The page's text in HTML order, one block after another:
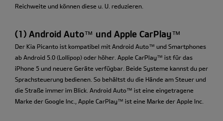
Reichweite und können diese u. U. reduzieren.
(1) Android Auto™ und Apple CarPlay™
Der Kia Picanto ist kompatibel mit Android Auto™ und Smartphones
ab Android 5.0 (Lollipop) oder höher. Apple CarPlay™ ist für das
iPhone 5 und neuere Geräte verfügbar. Beide Systeme kannst du per
Sprachsteuerung bedienen. So behältst du die Hände am Steuer und
die Straße immer im Blick. Android Auto™ ist eine eingetragene
Marke der Google Inc., Apple CarPlay™ ist eine Marke der Apple Inc.